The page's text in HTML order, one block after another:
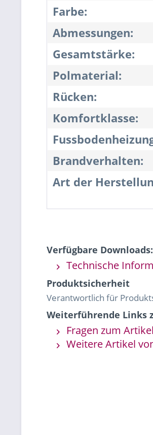
Farbe:
Abmessungen:
Gesamtstärke:
Polmaterial:
Rücken:
Komfortklasse:
Brandverhalten:
Art der
Verfügbare Downloads:
Technische
Produktsicherheit
Verantwortlich für
Weiterführende Links
Fragen zum
Weitere Artikel